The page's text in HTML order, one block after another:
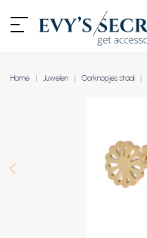
Home Juwelen Oorknopjes staal